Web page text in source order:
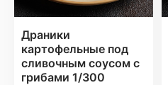
Драники
картофельные под
сливочным соусом с
грибами 1/300